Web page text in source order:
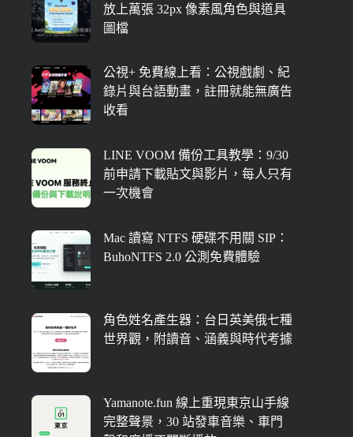
放上萬張 32px 像素風角色與道具
圖檔
公視+ 免費線上看：公視戲劇、紀
錄片與台語動畫，註冊就能無廣告
收看
LINE VOOM 備份工具教學：9/30
前申請下載貼文與影片，每人只有
一次機會
Mac 讀寫 NTFS 硬碟不用關 SIP：
BuhoNTFS 2.0 公測免費體驗
角色姓名產生器：台日英美俄七種
世界觀，附讀音、涵義與時代考據
Yamanote.fun 線上重現東京山手線
完整聲景，30 站發車音樂、車門